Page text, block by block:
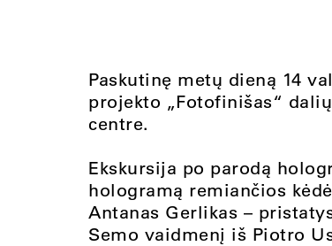
Paskutinę metų dieną 14
projekto „Fotofinišas“
centre.
Ekskursija po parodą
hologramą remiančios
Antanas Gerlikas –
Semo vaidmenį iš Piotro